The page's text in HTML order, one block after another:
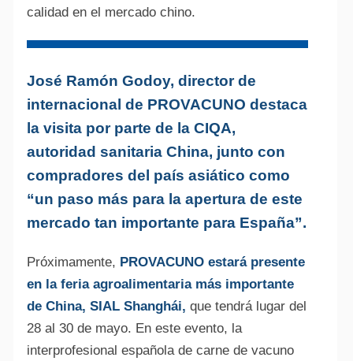
calidad en el mercado chino.
José Ramón Godoy, director de
internacional de PROVACUNO destaca
la visita por parte de la CIQA,
autoridad sanitaria China, junto con
compradores del país asiático como
“un paso más para la apertura de este
mercado tan importante para España”.
Próximamente, PROVACUNO estará presente
en la feria agroalimentaria más importante
de China, SIAL Shanghái, que tendrá lugar del
28 al 30 de mayo. En este evento, la
interprofesional española de carne de vacuno